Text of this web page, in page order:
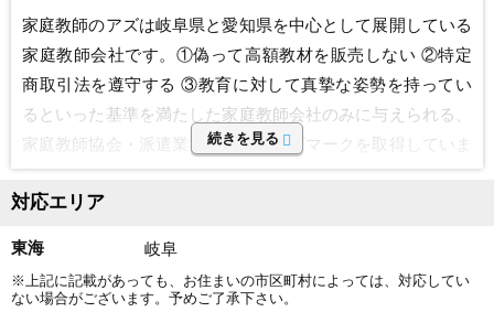
家庭教師のアズは岐阜県と愛知県を中心として展開している
家庭教師会社です。①偽って高額教材を販売しない ②特定
商取引法を遵守する ③教育に対して真摯な姿勢を持ってい
るといった基準を満たした家庭教師会社のみに与えられる、
家庭教師協会・派遣業協同組合のロゴマークを取得していま
す。
特徴のひとつに、名前の通り、Ａ（始まりから）toＺ（終わ
にあたる点があります。
充実した体験学習を指導開始までに行えることもメリットの
続きを見る
対応エリア
東海 岐阜
※上記に記載があっても、お住まいの市区町村によっては、対応してい
ない場合がございます。予めご了承下さい。